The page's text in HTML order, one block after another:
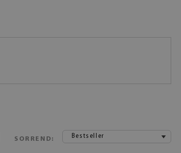
SORREND: Bestseller